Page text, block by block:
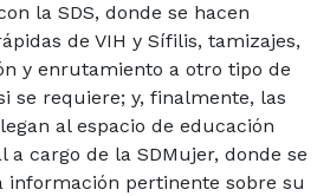
la SDS, donde se hacen
de VIH y Sífilis, tamizajes,
y enrutamiento a otro tipo de
se requiere; y, finalmente, las
al espacio de educación
a cargo de la SDMujer, donde se
información pertinente sobre su